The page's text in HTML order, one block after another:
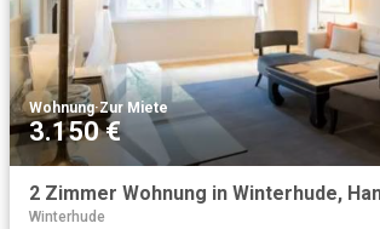
Wohnung·Zur Miete
3.150 €
Winterhude